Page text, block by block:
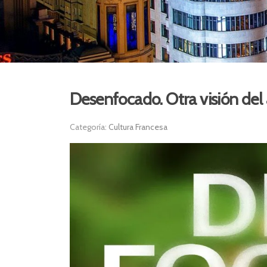
Desenfocado. Otra visión del
Categoría: Cultura Francesa